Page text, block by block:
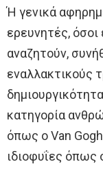
Ή γενικά
ερευνητές,
αναζητούν,
εναλλακτικούς
κατηγορία
όπως ο Van
ιδιοφυΐες όπως